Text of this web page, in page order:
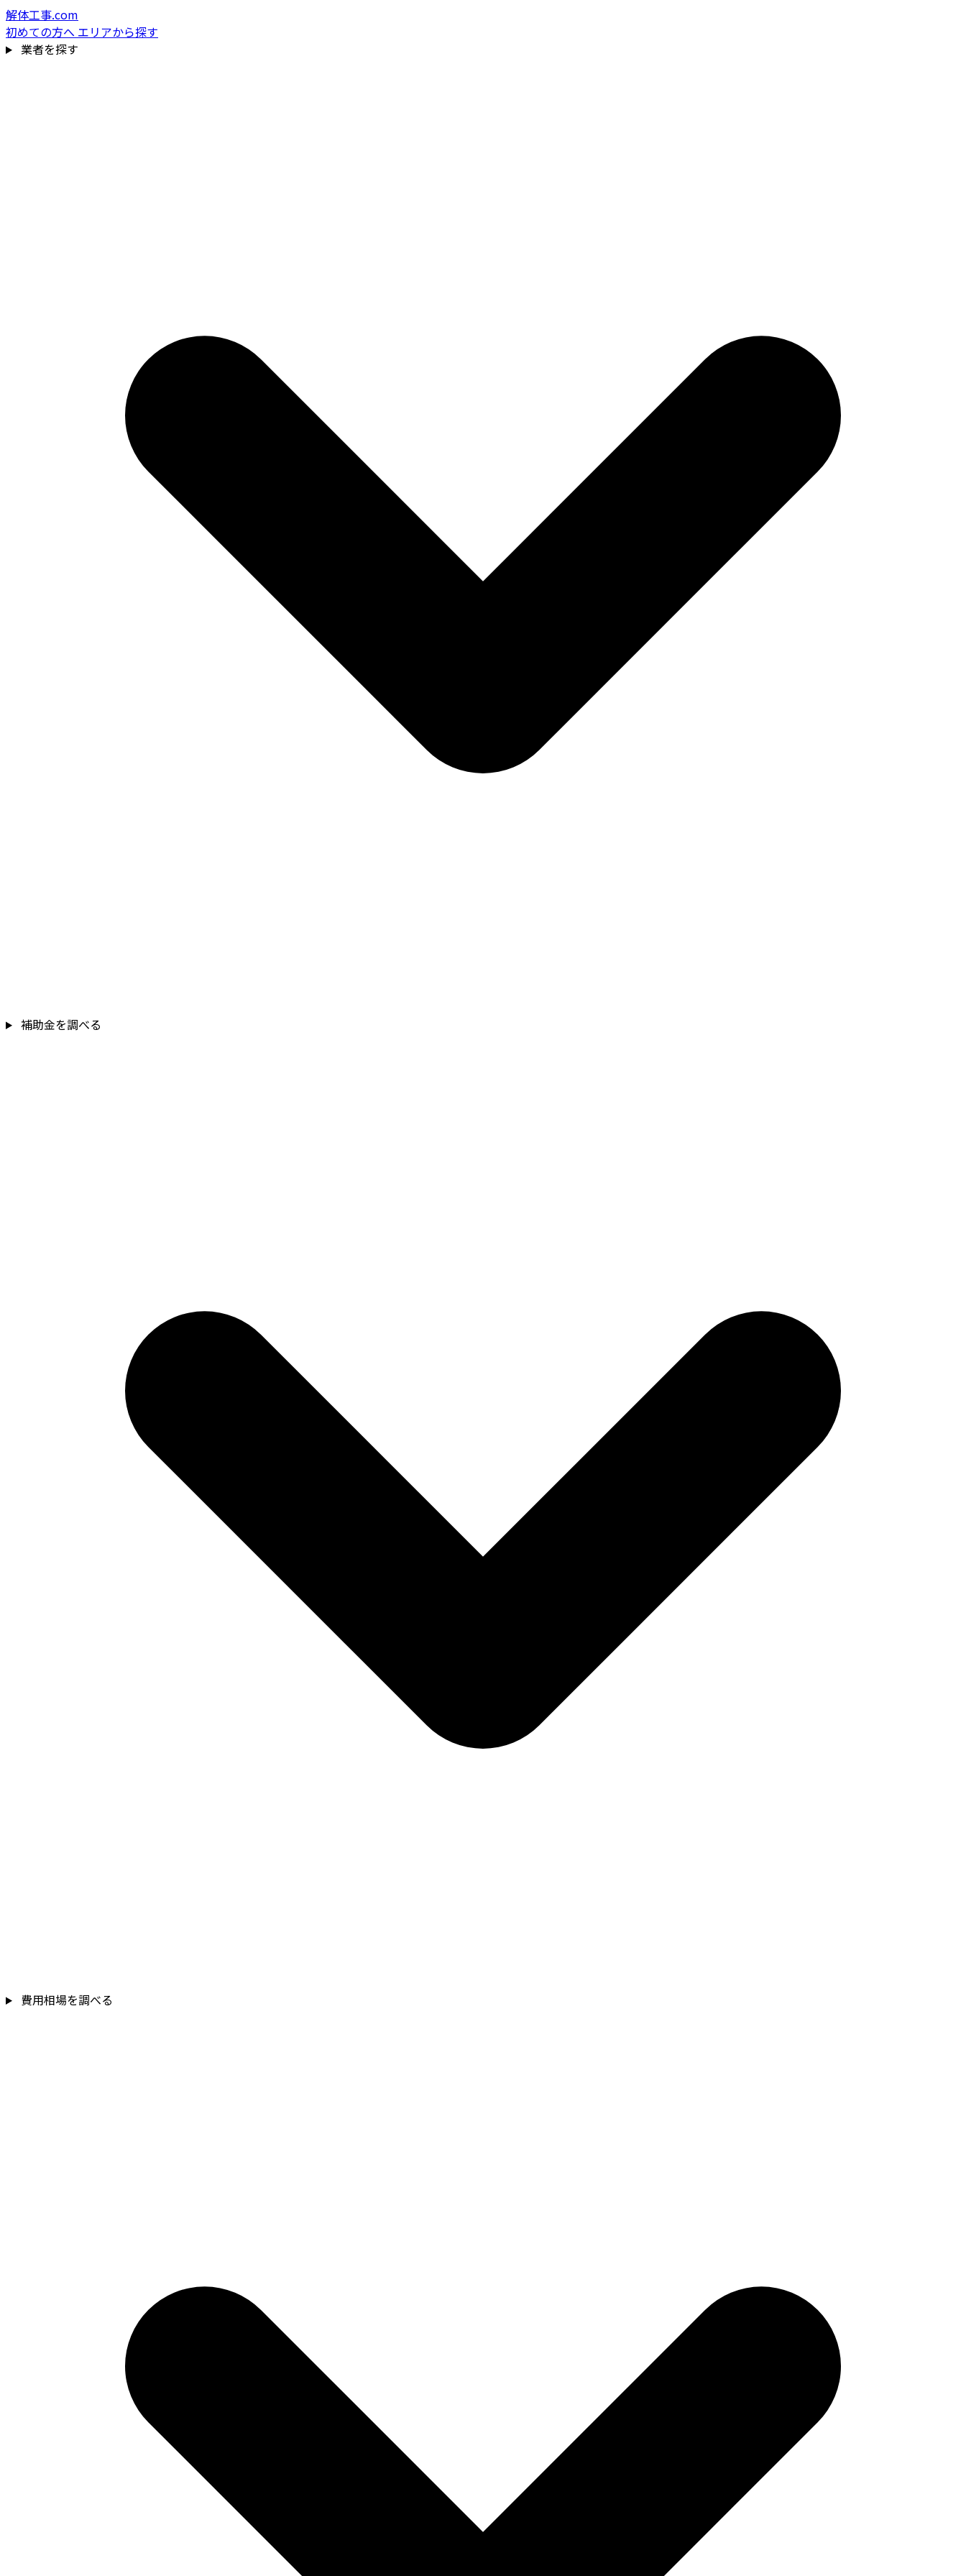
解体工事.com
初めての方へ エリアから探す
業者を探す
補助金を調べる
費用相場を調べる